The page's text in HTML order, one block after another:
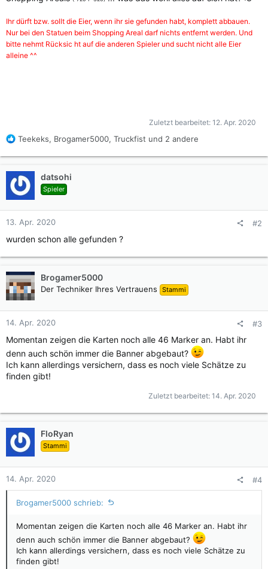
Ihr dürft bzw. sollt die Eier, wenn ihr sie gefunden habt, komplett abbauen.
Nur bei den Statuen beim Shopping Areal darf nichts entfernt werden. Und
bitte nehmt Rücksic ht auf die anderen Spieler und sucht nicht alle Eier
alleine ^^
Zuletzt bearbeitet: 12. Apr. 2020
R
a
k
i
o
n
e
Teekeks, Brogamer5000, Truckfist und 2 andere
datsohi
Spieler
13. Apr. 2020 #2
wurden schon alle gefunden ?
Brogamer5000
Der Techniker Ihres Vertrauens Stammi
14. Apr. 2020 #3
Momentan zeigen die Karten noch alle 46 Marker an. Habt ihr
denn auch schön immer die Banner abgebaut?
Ich kann allerdings versichern, dass es noch viele Schätze zu
finden gibt!
Zuletzt bearbeitet: 14. Apr. 2020
FloRyan
Stammi
14. Apr. 2020 #4
Brogamer5000 schrieb:
Momentan zeigen die Karten noch alle 46 Marker an. Habt ihr
denn auch schön immer die Banner abgebaut?
Ich kann allerdings versichern, dass es noch viele Schätze zu
finden gibt!